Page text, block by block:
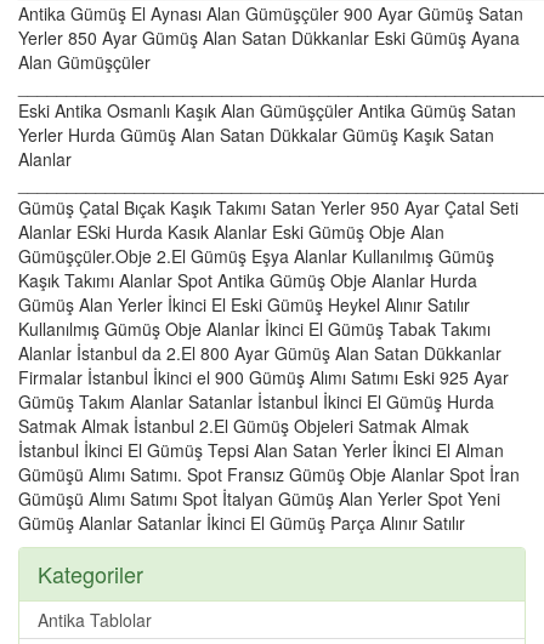
Antika Gümüş El Aynası Alan Gümüşçüler 900 Ayar Gümüş Satan
Yerler 850 Ayar Gümüş Alan Satan Dükkanlar Eski Gümüş Ayana
Alan Gümüşçüler
Eski Antika Osmanlı Kaşık Alan Gümüşçüler Antika Gümüş Satan
Yerler Hurda Gümüş Alan Satan Dükkalar Gümüş Kaşık Satan
Alanlar
Gümüş Çatal Bıçak Kaşık Takımı Satan Yerler 950 Ayar Çatal Seti
Alanlar ESki Hurda Kasık Alanlar Eski Gümüş Obje Alan
Gümüşçüler.Obje 2.El Gümüş Eşya Alanlar Kullanılmış Gümüş
Kaşık Takımı Alanlar Spot Antika Gümüş Obje Alanlar Hurda
Gümüş Alan Yerler İkinci El Eski Gümüş Heykel Alınır Satılır
Kullanılmış Gümüş Obje Alanlar İkinci El Gümüş Tabak Takımı
Alanlar İstanbul da 2.El 800 Ayar Gümüş Alan Satan Dükkanlar
Firmalar İstanbul İkinci el 900 Gümüş Alımı Satımı Eski 925 Ayar
Gümüş Takım Alanlar Satanlar İstanbul İkinci El Gümüş Hurda
Satmak Almak İstanbul 2.El Gümüş Objeleri Satmak Almak
İstanbul İkinci El Gümüş Tepsi Alan Satan Yerler İkinci El Alman
Gümüşü Alımı Satımı. Spot Fransız Gümüş Obje Alanlar Spot İran
Gümüşü Alımı Satımı Spot İtalyan Gümüş Alan Yerler Spot Yeni
Gümüş Alanlar Satanlar İkinci El Gümüş Parça Alınır Satılır
Kategoriler
Antika Tablolar